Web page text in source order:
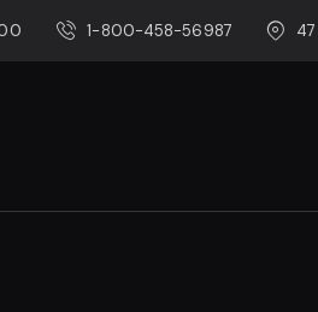
1-800-458-56987